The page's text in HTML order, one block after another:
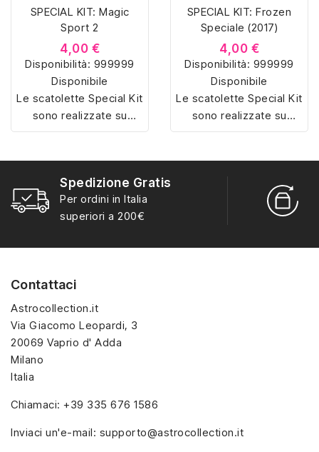
SPECIAL KIT: Magic
Sport 2
4,00 €
Disponibilità: 999999
Disponibile
Le scatolette Special Kit
sono realizzate su
misura con materiali di
vellutino rosso e offrono
soluzioni eleganti e
pratiche per organizzare
collezione di sorpresine.
SPECIAL KIT: Frozen
Speciale (2017)
4,00 €
Disponibilità: 999999
Disponibile
Le scatolette Special Kit
sono realizzate su
misura con materiali di
vellutino rosso e offrono
soluzioni eleganti e
pratiche per organizzare
collezione di sorpresine.
Spedizione Gratis
Per ordini in Italia
superiori a 200€
Contattaci
Astrocollection.it
Via Giacomo Leopardi, 3
20069 Vaprio d' Adda
Milano
Italia
Chiamaci: +39 335 676 1586
Inviaci un'e-mail: supporto@astrocollection.it